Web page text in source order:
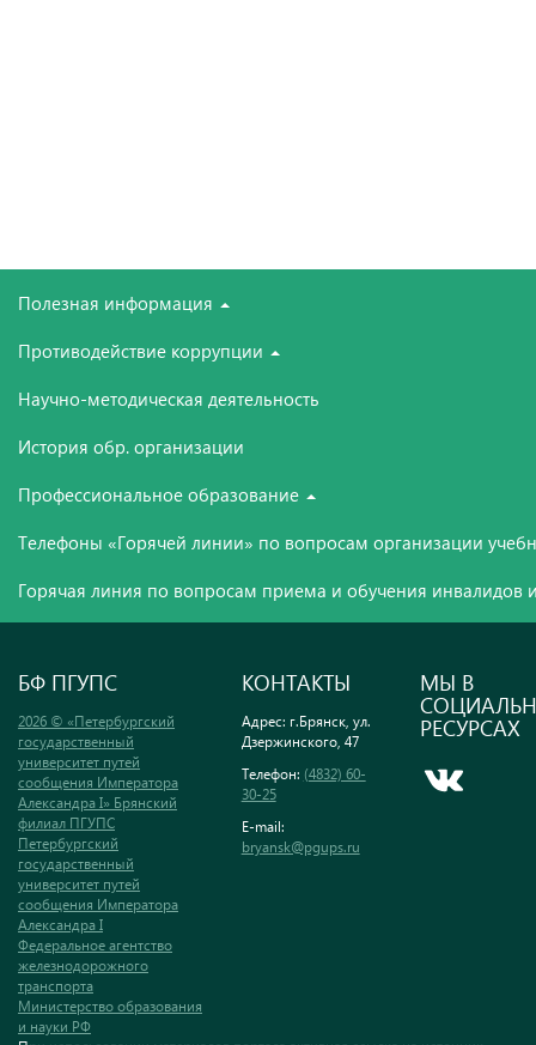
Полезная информация
Противодействие коррупции
Научно-методическая деятельность
История обр. организации
Профессиональное образование
Телефоны «Горячей линии» по вопросам организации
Горячая линия по вопросам приема и обучения инвалидов
БФ ПГУПС
2026 © «Петербургский
государственный
университет путей
сообщения Императора
Александра I» Брянский
филиал ПГУПС
Петербургский
государственный
университет путей
сообщения Императора
Александра I
Федеральное агентство
железнодорожного
транспорта
Министерство образования
и науки РФ
КОНТАКТЫ
Адрес: г.Брянск, ул.
Дзержинского, 47
Телефон: (4832) 60-
30-25
E-mail:
bryansk@pgups.ru
МЫ В
РЕСУРСАХ